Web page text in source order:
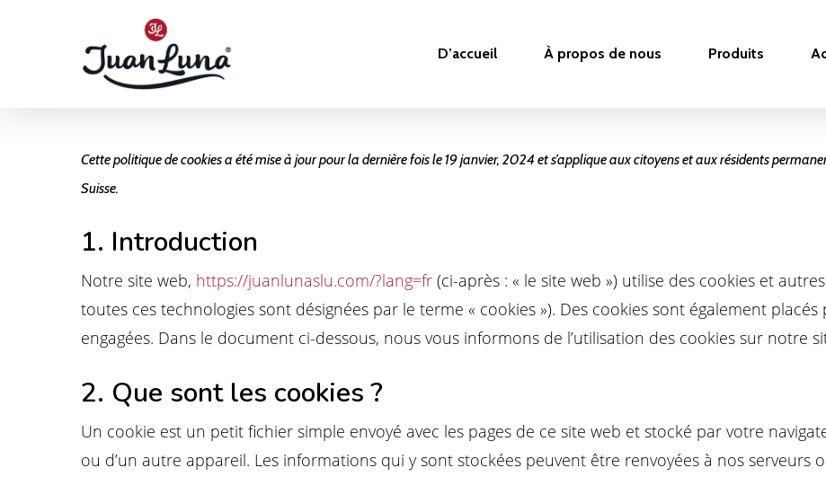
D’accueil À propos de nous Produits
Cette politique de cookies a été mise à jour pour la dernière fois le 19 janvier, 2024 et s’applique aux citoyens et aux résidents
Suisse.
1. Introduction
Notre site web, https://juanlunaslu.com/?lang=fr (ci-après : « le site web ») utilise des cookies et
toutes ces technologies sont désignées par le terme « cookies »). Des cookies sont également
engagées. Dans le document ci-dessous, nous vous informons de l’utilisation des cookies sur notre
2. Que sont les cookies ?
Un cookie est un petit fichier simple envoyé avec les pages de ce site web et stocké par votre
ou d’un autre appareil. Les informations qui y sont stockées peuvent être renvoyées à nos serveurs